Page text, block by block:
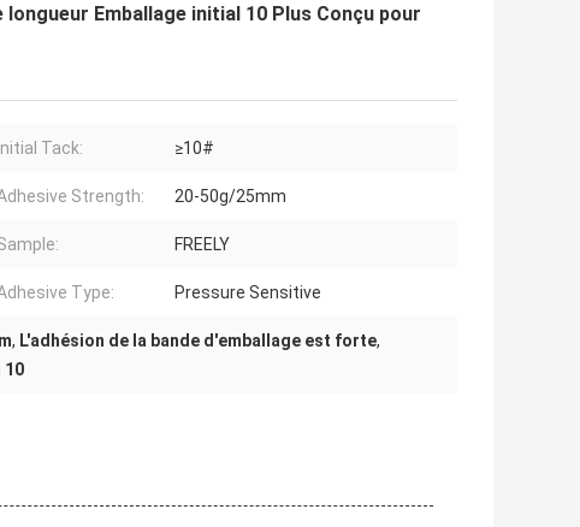
longueur Emballage initial 10 Plus Conçu pour
Tack: ≥10#
Strength: 20-50g/25mm
FREELY
Type: Pressure Sensitive
, L'adhésion de la bande d'emballage est forte,
10